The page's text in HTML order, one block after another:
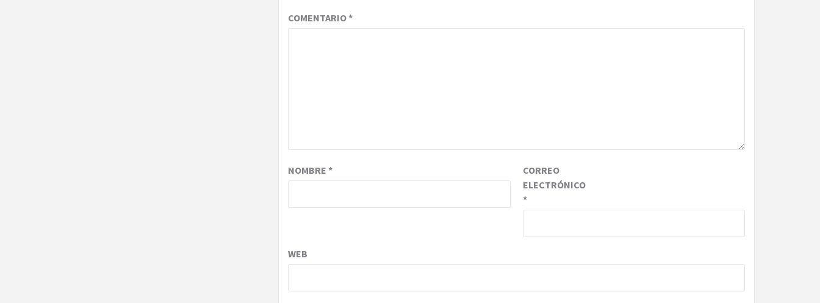
COMENTARIO*
NOMBRE *
CORREO
ELECTRÓNICO
*
WEB